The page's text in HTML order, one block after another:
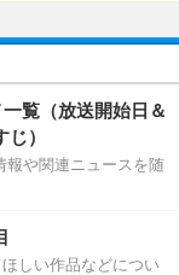
覧（放送開始日＆
）
報や関連ニュースを随
しい作品などについ